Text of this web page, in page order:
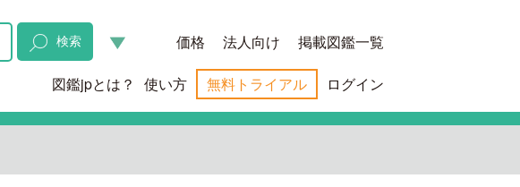
検索 価格 法人向け 掲載図鑑一覧
図鑑jpとは？ 使い方 無料トライアル ログイン